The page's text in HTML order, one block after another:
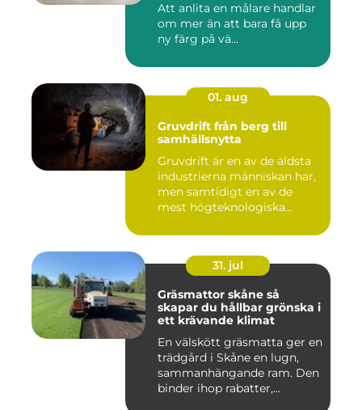
Att anlita en målare handlar
om mer än att bara få upp
ny färg på vä...
01. aug
Gruvdrift från berg till
samhällsnytta
Gruvdrift är en av de äldsta
industrierna människan har,
men samtidigt en av de
mest högteknologiska...
31. jul
Gräsmattor skåne så
skapar du hållbar grönska i
ett krävande klimat
En välskött gräsmatta ger en
trädgård i Skåne en lugn,
sammanhängande ram. Den
binder ihop rabatter,...